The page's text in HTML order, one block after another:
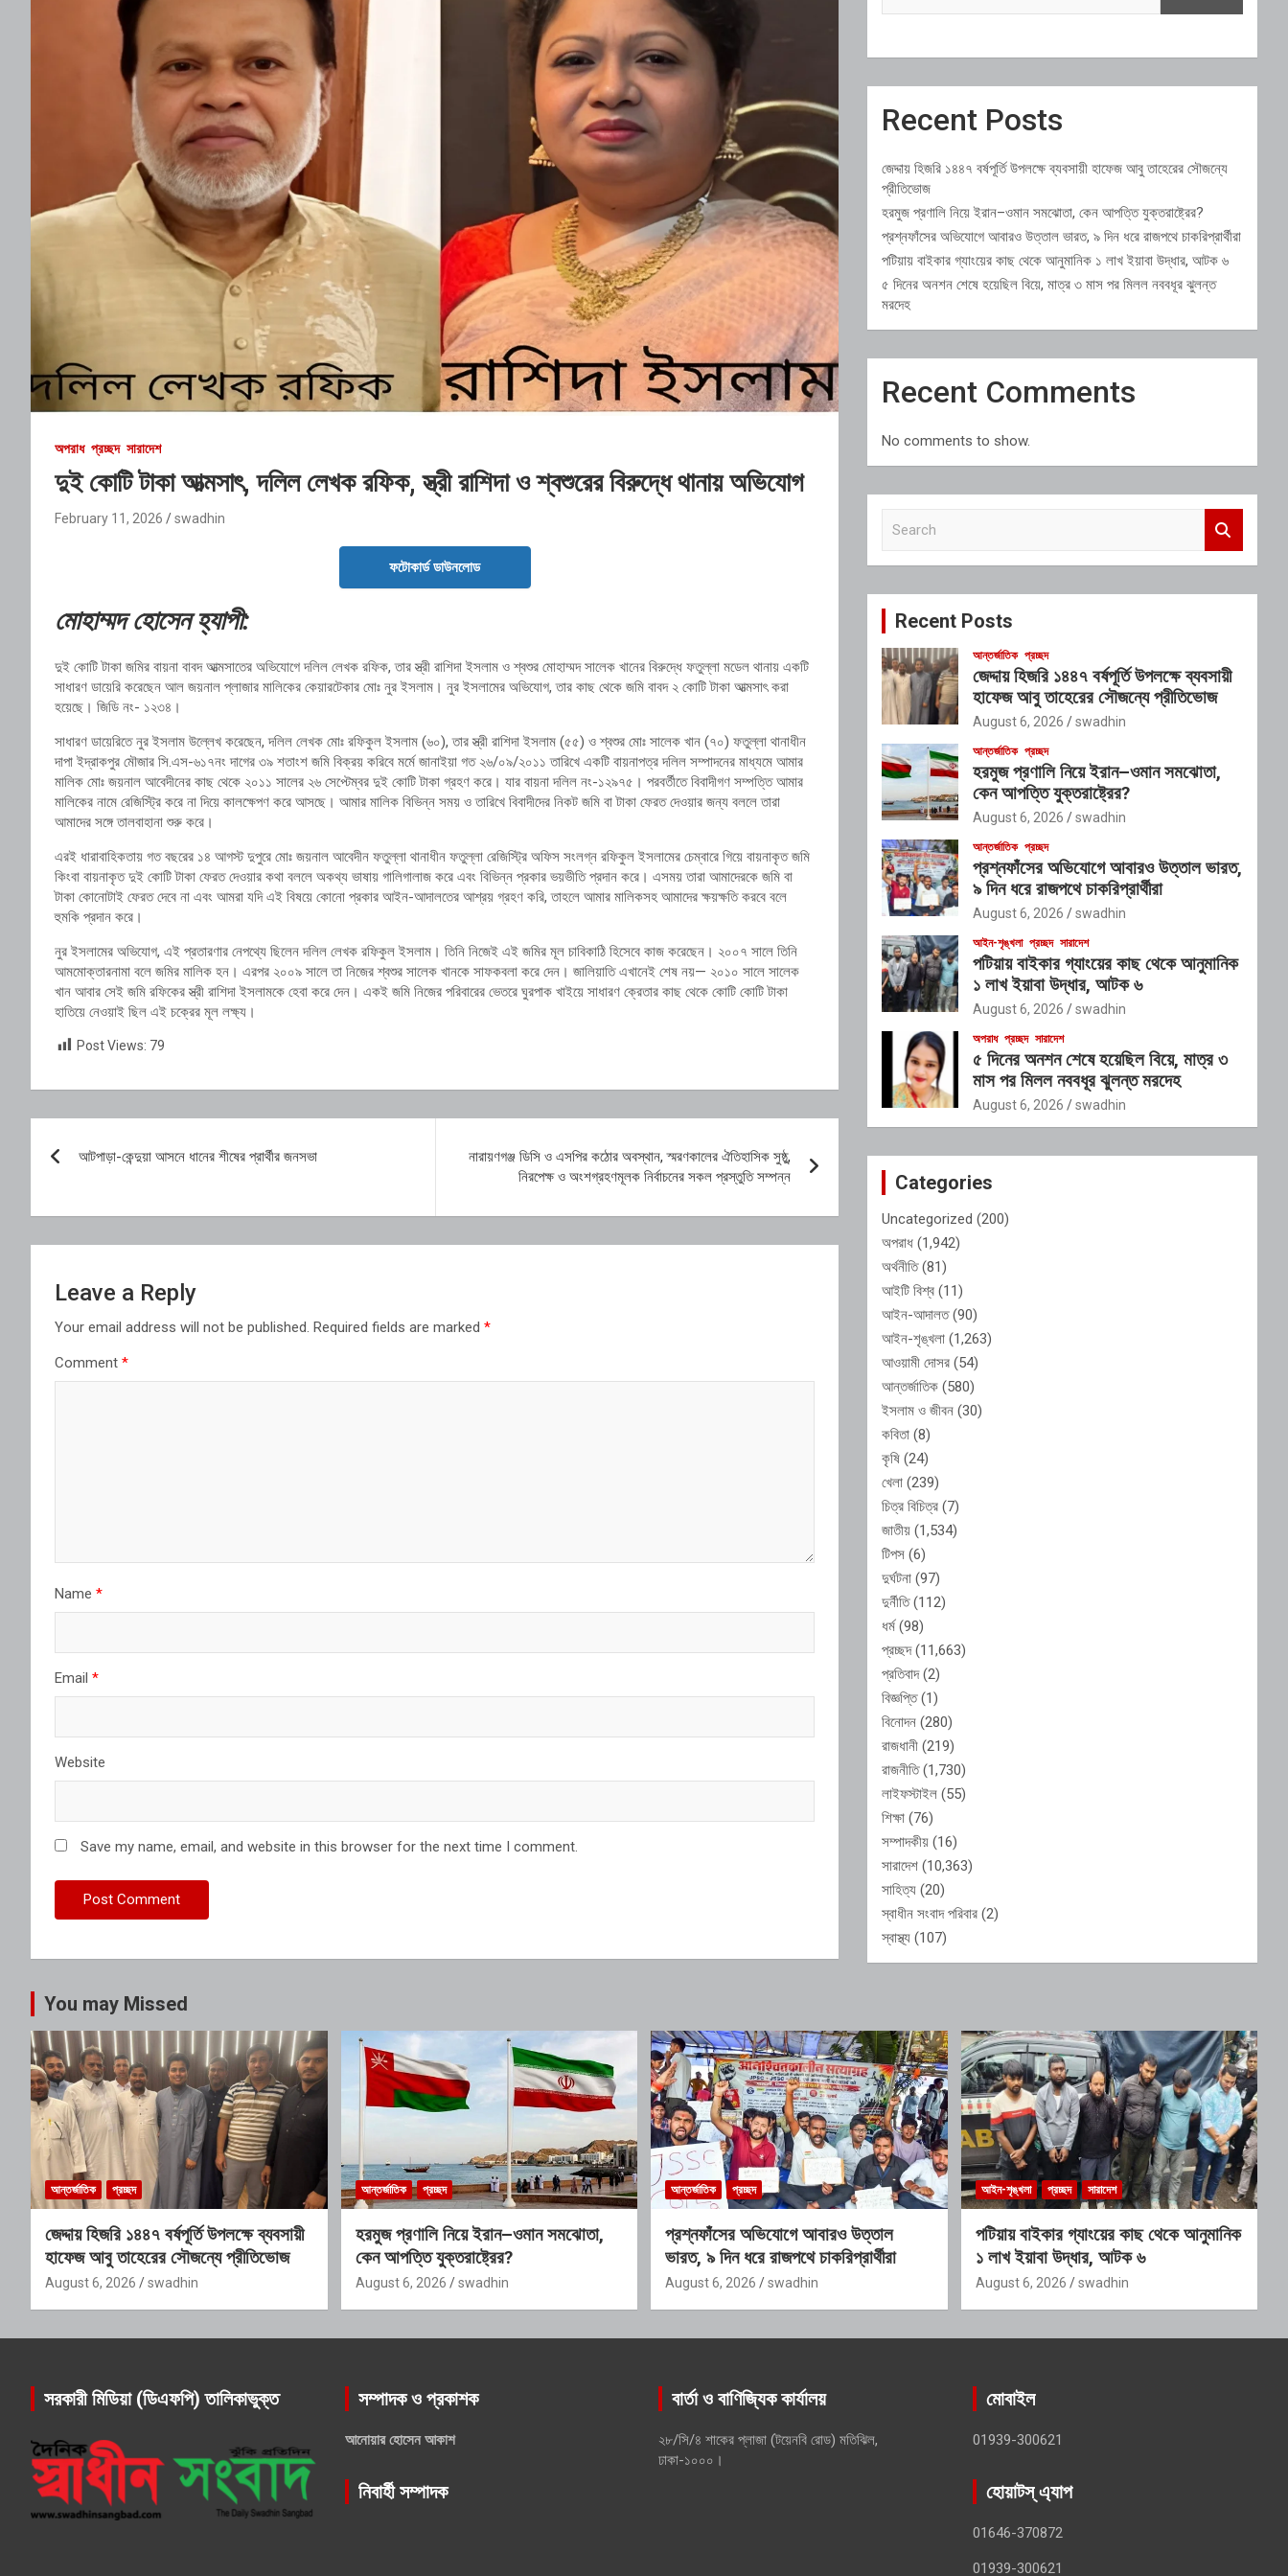
অপরাধ প্রচ্ছদ সারাদেশ
দুই কোটি টাকা আত্মসাৎ, দলিল লেখক রফিক, স্ত্রী রাশিদা ও শ্বশুরের বিরুদ্ধে থানায় অভিযোগ
February 11, 2026 swadhin
ফটোকার্ড ডাউনলোড
মোহাম্মদ হোসেন হ্যাপী:
দুই কোটি টাকা জমির বায়না বাবদ আত্মসাতের অভিযোগে দলিল লেখক রফিক, তার স্ত্রী রাশিদা ইসলাম ও শ্বশুর মোহাম্মদ সালেক খানের বিরুদ্ধে ফতুল্লা মডেল থানায় একটি
সাধারণ ডায়েরি করেছেন আল জয়নাল প্লাজার মালিকের কেয়ারটেকার মোঃ নুর ইসলাম। নুর ইসলামের অভিযোগ, তার কাছ থেকে জমি বাবদ ২ কোটি টাকা আত্মসাৎ করা
হয়েছে। জিডি নং- ১২৩৪।
সাধারণ ডায়েরিতে নুর ইসলাম উল্লেখ করেছেন, দলিল লেখক মোঃ রফিকুল ইসলাম (৬০), তার স্ত্রী রাশিদা ইসলাম (৫৫) ও শ্বশুর মোঃ সালেক খান (৭০) ফতুল্লা থানাধীন
দাপা ইদ্রাকপুর মৌজার সি.এস-৬১৭নং দাগের ৩৯ শতাংশ জমি বিক্রয় করিবে মর্মে জানাইয়া গত ২৬/০৯/২০১১ তারিখে একটি বায়নাপত্র দলিল সম্পাদনের মাধ্যমে আমার
মালিক মোঃ জয়নাল আবেদীনের কাছ থেকে ২০১১ সালের ২৬ সেপ্টেম্বর দুই কোটি টাকা গ্রহণ করে। যার বায়না দলিল নং-১২৯৭৫। পরবর্তীতে বিবাদীগণ সম্পত্তি আমার
মালিকের নামে রেজিস্ট্রি করে না দিয়ে কালক্ষেপণ করে আসছে। আমার মালিক বিভিন্ন সময় ও তারিখে বিবাদীদের নিকট জমি বা টাকা ফেরত দেওয়ার জন্য বললে তারা
আমাদের সঙ্গে তালবাহানা শুরু করে।
এরই ধারাবাহিকতায় গত বছরের ১৪ আগস্ট দুপুরে মোঃ জয়নাল আবেদীন ফতুল্লা থানাধীন ফতুল্লা রেজিস্ট্রি অফিস সংলগ্ন রফিকুল ইসলামের চেম্বারে গিয়ে বায়নাকৃত জমি
কিংবা বায়নাকৃত দুই কোটি টাকা ফেরত দেওয়ার কথা বললে অকথ্য ভাষায় গালিগালাজ করে এবং বিভিন্ন প্রকার ভয়ভীতি প্রদান করে। এসময় তারা আমাদেরকে জমি বা
টাকা কোনোটাই ফেরত দেবে না এবং আমরা যদি এই বিষয়ে কোনো প্রকার আইন-আদালতের আশ্রয় গ্রহণ করি, তাহলে আমার মালিকসহ আমাদের ক্ষয়ক্ষতি করবে বলে
হুমকি প্রদান করে।
নুর ইসলামের অভিযোগ, এই প্রতারণার নেপথ্যে ছিলেন দলিল লেখক রফিকুল ইসলাম। তিনি নিজেই এই জমির মূল চাবিকাঠি হিসেবে কাজ করেছেন। ২০০৭ সালে তিনি
আমমোক্তারনামা বলে জমির মালিক হন। এরপর ২০০৯ সালে তা নিজের শ্বশুর সালেক খানকে সাফকবলা করে দেন। জালিয়াতি এখানেই শেষ নয়— ২০১০ সালে সালেক
খান আবার সেই জমি রফিকের স্ত্রী রাশিদা ইসলামকে হেবা করে দেন। একই জমি নিজের পরিবারের ভেতরে ঘুরপাক খাইয়ে সাধারণ ক্রেতার কাছ থেকে কোটি কোটি টাকা
হাতিয়ে নেওয়াই ছিল এই চক্রের মূল লক্ষ্য।
Post Views: 79
navigation
আটপাড়া-কেন্দুয়া আসনে ধানের শীষের প্রার্থীর জনসভা
নারায়ণগঞ্জ ডিসি ও এসপির কঠোর অবস্থান, স্মরণকালের ঐতিহাসিক সুষ্ঠু,
নিরপেক্ষ ও অংশগ্রহণমূলক নির্বাচনের সকল প্রস্তুতি সম্পন্ন
Leave a Reply
Your email address will not be published. Required fields are marked *
Comment *
Name *
Email *
Website
Save my name, email, and website in this browser for the next time I comment.
Recent Posts
জেদ্দায় হিজরি ১৪৪৭ বর্ষপূর্তি উপলক্ষে ব্যবসায়ী হাফেজ আবু তাহেরের সৌজন্যে
প্রীতিভোজ
হরমুজ প্রণালি নিয়ে ইরান–ওমান সমঝোতা, কেন আপত্তি যুক্তরাষ্ট্রের?
প্রশ্নফাঁসের অভিযোগে আবারও উত্তাল ভারত, ৯ দিন ধরে রাজপথে চাকরিপ্রার্থীরা
পটিয়ায় বাইকার গ্যাংয়ের কাছ থেকে আনুমানিক ১ লাখ ইয়াবা উদ্ধার, আটক ৬
৫ দিনের অনশন শেষে হয়েছিল বিয়ে, মাত্র ৩ মাস পর মিলল নববধূর ঝুলন্ত
মরদেহ
Recent Comments
No comments to show.
c
Recent Posts
আন্তর্জাতিক প্রচ্ছদ
জেদ্দায় হিজরি ১৪৪৭ বর্ষপূর্তি উপলক্ষে ব্যবসায়ী
হাফেজ আবু তাহেরের সৌজন্যে প্রীতিভোজ
August 6, 2026 swadhin
আন্তর্জাতিক প্রচ্ছদ
হরমুজ প্রণালি নিয়ে ইরান–ওমান সমঝোতা,
কেন আপত্তি যুক্তরাষ্ট্রের?
August 6, 2026 swadhin
আন্তর্জাতিক প্রচ্ছদ
প্রশ্নফাঁসের অভিযোগে আবারও উত্তাল ভারত,
৯ দিন ধরে রাজপথে চাকরিপ্রার্থীরা
August 6, 2026 swadhin
আইন-শৃঙ্খলা প্রচ্ছদ সারাদেশ
পটিয়ায় বাইকার গ্যাংয়ের কাছ থেকে আনুমানিক
১ লাখ ইয়াবা উদ্ধার, আটক ৬
August 6, 2026 swadhin
অপরাধ প্রচ্ছদ সারাদেশ
৫ দিনের অনশন শেষে হয়েছিল বিয়ে, মাত্র ৩
মাস পর মিলল নববধূর ঝুলন্ত মরদেহ
August 6, 2026 swadhin
Categories
Uncategorized (200)
অপরাধ (1,942)
অর্থনীতি(81)
আইটি বিশ্ব (11)
আইন-আদালত(90)
আইন-শৃঙ্খলা (1,263)
আওয়ামী দোসর (54)
আন্তর্জাতিক (580)
ইসলাম ও জীবন (30)
কবিতা (8)
কৃষি (24)
খেলা (239)
চিত্র বিচিত্র (7)
জাতীয় (1,534)
টিপস (6)
দুর্ঘটনা (97)
দুর্নীতি(112)
ধর্ম(98)
প্রচ্ছদ(11,663)
প্রতিবাদ(2)
বিজ্ঞপ্তি(1)
বিনোদন (280)
রাজধানী (219)
রাজনীতি(1,730)
লাইফস্টাইল (55)
শিক্ষা (76)
সম্পাদকীয় (16)
সারাদেশ (10,363)
সাহিত্য (20)
স্বাধীন সংবাদ পরিবার (2)
স্বাস্থ্য (107)
You may Missed
আন্তর্জাতিক প্রচ্ছদ
জেদ্দায় হিজরি ১৪৪৭ বর্ষপূর্তি উপলক্ষে ব্যবসায়ী
হাফেজ আবু তাহেরের সৌজন্যে প্রীতিভোজ
August 6, 2026 swadhin
আন্তর্জাতিক প্রচ্ছদ
হরমুজ প্রণালি নিয়ে ইরান–ওমান সমঝোতা,
কেন আপত্তি যুক্তরাষ্ট্রের?
August 6, 2026 swadhin
আন্তর্জাতিক প্রচ্ছদ
প্রশ্নফাঁসের অভিযোগে আবারও উত্তাল
ভারত, ৯ দিন ধরে রাজপথে চাকরিপ্রার্থীরা
August 6, 2026 swadhin
আইন-শৃঙ্খলা প্রচ্ছদ সারাদেশ
পটিয়ায় বাইকার গ্যাংয়ের কাছ থেকে আনুমানিক
১ লাখ ইয়াবা উদ্ধার, আটক ৬
August 6, 2026 swadhin
সরকারী মিডিয়া (ডিএফপি) তালিকাভুক্ত সম্পাদক ও প্রকাশক
আনোয়ার হোসেন আকাশ
নিবার্হী সম্পাদক
বার্তা ও বাণিজ্যিক কার্যালয়
২৮/সি/৪ শাকের প্লাজা (টয়েনবি রোড) মতিঝিল,
ঢাকা-১০০০।
মোবাইল
01939-300621
হোয়াটস্ এ্যাপ
01646-370872
01939-300621